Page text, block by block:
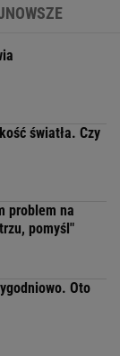
światła. Czy
problem na
pomyśl"
Oto